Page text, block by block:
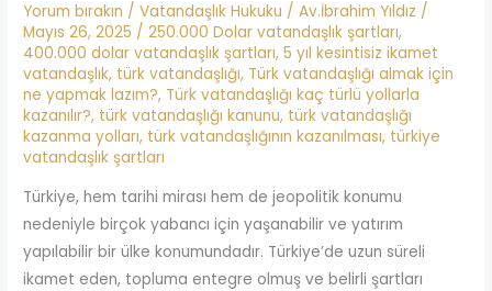
Yorum bırakın /Vatandaşlık Hukuku /Av.İbrahim Yıldız /
Mayıs 26, 2025 /250.000 Dolar vatandaşlık şartları,
400.000 dolar vatandaşlık şartları,5 yıl kesintisiz ikamet
vatandaşlık, türk vatandaşlığı, Türk vatandaşlığı almak için
ne yapmak lazım?, Türk vatandaşlığı kaç türlü yollarla
kazanılır?, türk vatandaşlığı kanunu, türk vatandaşlığı
kazanma yolları, türk vatandaşlığının kazanılması, türkiye
vatandaşlık şartları
Türkiye, hem tarihi mirası hem de jeopolitik konumu
nedeniyle birçok yabancı için yaşanabilir ve yatırım
yapılabilir bir ülke konumundadır. Türkiye’de uzun süreli
ikamet eden, topluma entegre olmuş ve belirli şartları